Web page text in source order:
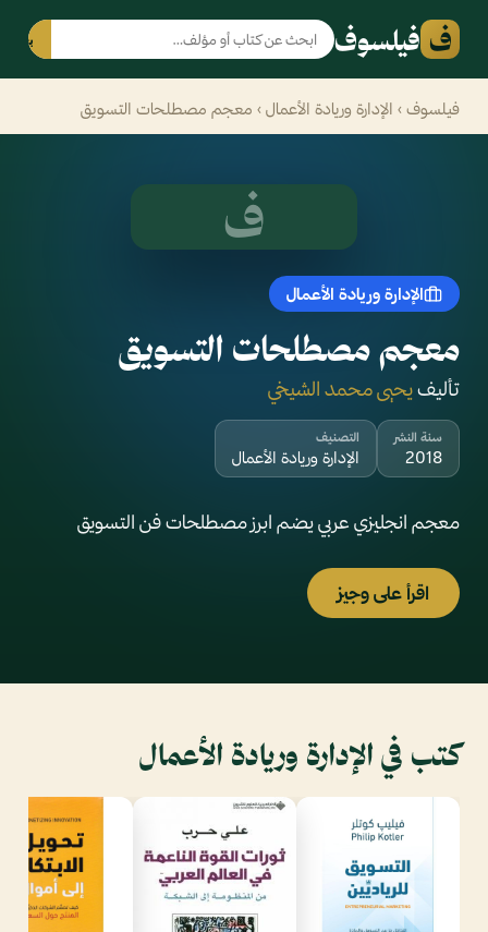
ف فيلسوف بحث
فيلسوف › الإدارة وريادة الأعمال › معجم مصطلحات التسويق
ف
الإدارة وريادة الأعمال
معجم مصطلحات التسويق
تأليفيحيى محمد الشيخي
سنة النشر
2018
التصنيف
الإدارة وريادة الأعمال
معجم انجليزي عربي يضم ابرز مصطلحات فن التسويق
اقرأ على وجيز
كتب في الإدارة وريادة الأعمال